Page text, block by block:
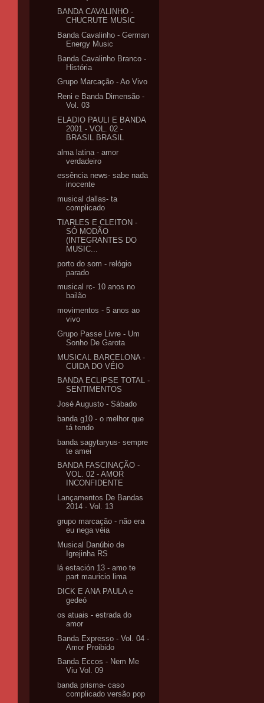
BANDA CAVALINHO -
CHUCRUTE MUSIC
Banda Cavalinho - German
Energy Music
Banda Cavalinho Branco -
História
Grupo Marcação - Ao Vivo
Reni e Banda Dimensão -
Vol. 03
ELADIO PAULI E BANDA
2001 - VOL. 02 -
BRASIL BRASIL
alma latina - amor
verdadeiro
essência news- sabe nada
inocente
musical dallas- ta
complicado
TIARLES E CLEITON -
SÓ MODÃO
(INTEGRANTES DO
MUSIC...
porto do som - relógio
parado
musical rc- 10 anos no
bailão
movimentos - 5 anos ao
vivo
Grupo Passe Livre - Um
Sonho De Garota
MUSICAL BARCELONA -
CUIDA DO VÉIO
BANDA ECLIPSE TOTAL -
SENTIMENTOS
José Augusto - Sábado
banda g10 - o melhor que
tá tendo
banda sagytaryus- sempre
te amei
BANDA FASCINAÇÃO -
VOL. 02 - AMOR
INCONFIDENTE
Lançamentos De Bandas
2014 - Vol. 13
grupo marcação - não era
eu nega véia
Musical Danúbio de
Igrejinha RS
lá estación 13 - amo te
part mauricio lima
DICK E ANA PAULA e
gedeó
os atuais - estrada do
amor
Banda Expresso - Vol. 04 -
Amor Proibido
Banda Eccos - Nem Me
Viu Vol. 09
banda prisma- caso
complicado versão pop